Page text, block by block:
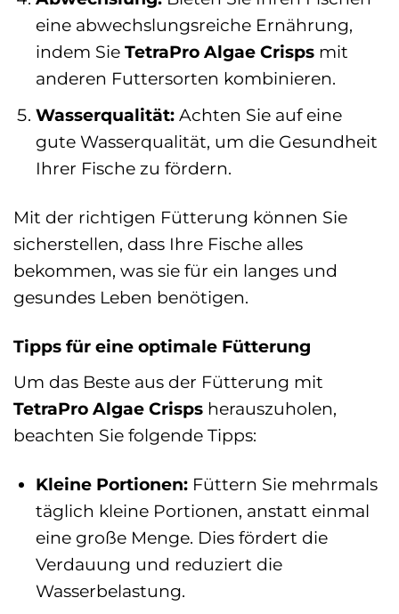
eine abwechslungsreiche Ernährung,
indem Sie TetraPro Algae Crispsmit
anderen Futtersorten kombinieren.
Wasserqualität:Achten Sie auf eine
gute Wasserqualität, um die Gesundheit
Ihrer Fische zu fördern.
Mit der richtigen Fütterung können Sie
sicherstellen, dass Ihre Fische alles
bekommen, was sie für ein langes und
gesundes Leben benötigen.
Tipps für eine optimale Fütterung
Um das Beste aus der Fütterung mit
TetraPro Algae Crisps herauszuholen,
beachten Sie folgende Tipps:
Kleine Portionen:Füttern Sie mehrmals
täglich kleine Portionen, anstatt einmal
eine große Menge. Dies fördert die
Verdauung und reduziert die
Wasserbelastung.